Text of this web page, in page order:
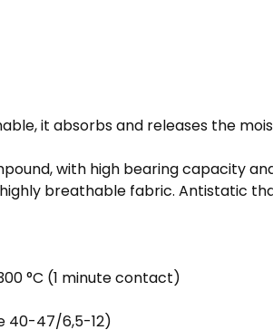
it absorbs and releases the
with high bearing capacity
breathable fabric. Antistatic
°C (1 minute contact)
40-47/6,5-12)